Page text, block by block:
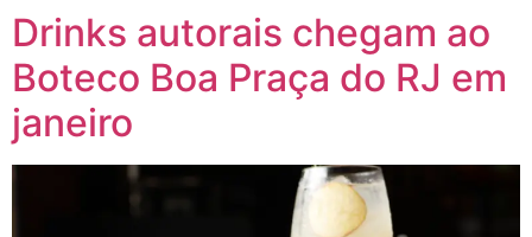
Drinks autorais chegam ao
Boteco Boa Praça do RJ em
janeiro